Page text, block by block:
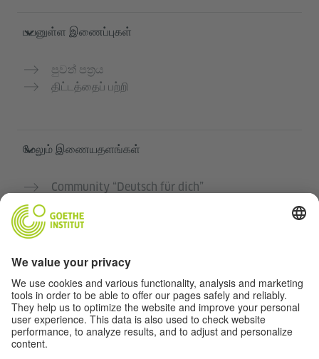
பயனுள்ள இணைப்புகள்
පුවත් පත්‍රය
திட்டத்தைப் பற்றி
மேலும் இணையதளங்கள்
Community “Deutsch für dich”
கோய்த் இன்ஸ்டிடியூட்டின் ஜெர்மன் பாடநெறிகள்
தனியுரிமை மற்றும் அணுகல் வசதி
தனியுரிமை அமைப்புகள்